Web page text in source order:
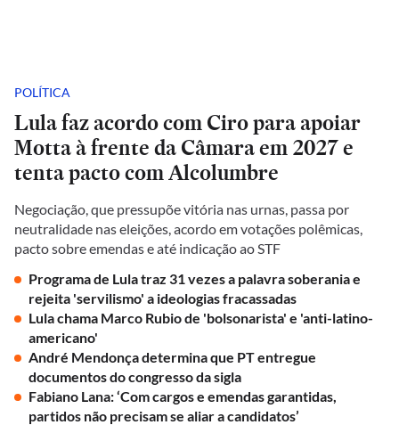
POLÍTICA
Lula faz acordo com Ciro para apoiar
Motta à frente da Câmara em 2027 e
tenta pacto com Alcolumbre
Negociação, que pressupõe vitória nas urnas, passa por
neutralidade nas eleições, acordo em votações polêmicas,
pacto sobre emendas e até indicação ao STF
Programa de Lula traz 31 vezes a palavra soberania e
rejeita 'servilismo' a ideologias fracassadas
Lula chama Marco Rubio de 'bolsonarista' e 'anti-latino-
americano'
André Mendonça determina que PT entregue
documentos do congresso da sigla
Fabiano Lana: ‘Com cargos e emendas garantidas,
partidos não precisam se aliar a candidatos’